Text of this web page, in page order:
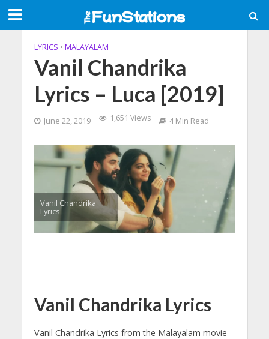
LYRICS • MALAYALAM
Vanil Chandrika
Lyrics – Luca [2019]
June 22, 2019 1,651 Views 4 Min Read
Vanil Chandrika
Lyrics
Vanil Chandrika Lyrics
Vanil Chandrika Lyrics from the Malayalam movie